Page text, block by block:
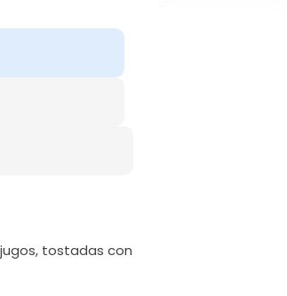
jugos, tostadas con